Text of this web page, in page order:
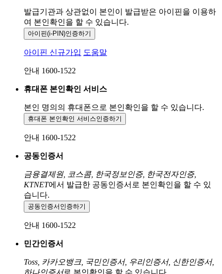
발급기관과 상관없이 본인이 발급받은 아이핀을 이용하
여 본인확인을 할 수 있습니다.
아이핀(i-PIN)인증하기
아이핀 신규가입 도움말
안내 1600-1522
휴대폰 본인확인 서비스
본인 명의의 휴대폰으로 본인확인을 할 수 있습니다.
휴대폰 본인확인 서비스인증하기
안내 1600-1522
공동인증서
금융결제원, 코스콤, 한국정보인증, 한국전자인증,
KTNET에서 발급한 공동인증서로 본인확인을 할 수 있
습니다.
공동인증서 인증하기
안내 1600-1522
민간인증서
Toss, 카카오뱅크, 국민인증서, 우리인증서, 신한인증서,